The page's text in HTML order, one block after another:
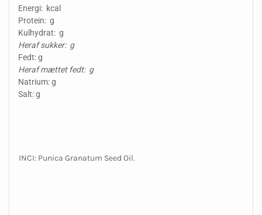
Energi: kcal
Protein: g
Kulhydrat: g
Heraf sukker: g
Fedt: g
Heraf mættet fedt: g
Natrium: g
Salt: g
INCI: Punica Granatum Seed Oil.